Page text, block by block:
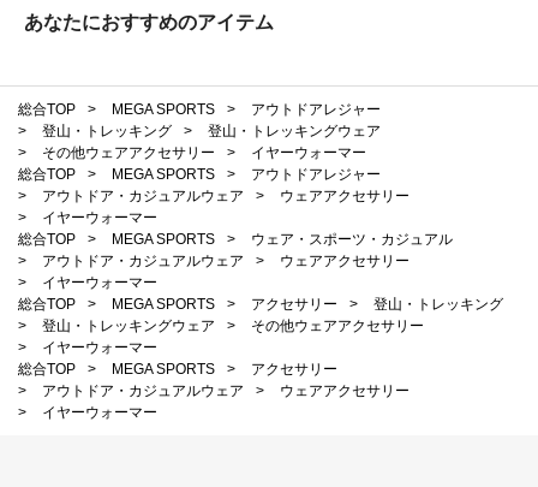
あなたにおすすめのアイテム
総合TOP > MEGA SPORTS >
アウトドアレジャー
>
登山・トレッキング >
登山・トレッキングウェア
>
その他ウェアアクセサリー >
イヤーウォーマー
総合TOP
> MEGA SPORTS >
アウトドアレジャー
>
アウトドア・カジュアルウェア >
ウェアアクセサリー
>
イヤーウォーマー
総合TOP
> MEGA SPORTS >
ウェア・スポーツ・カジュアル
>
アウトドア・カジュアルウェア >
ウェアアクセサリー
>
イヤーウォーマー
総合TOP
> MEGA SPORTS > アクセサリー >
登山・トレッキング
>
登山・トレッキングウェア >
その他ウェアアクセサリー
>
イヤーウォーマー
総合TOP
> MEGA SPORTS >
アクセサリー
>
アウトドア・カジュアルウェア >
ウェアアクセサリー
>
イヤーウォーマー